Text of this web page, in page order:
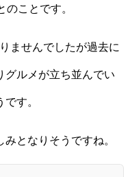
のことです。
ませんでしたが過去に
グルメが立ち並んでい
す。
となりそうですね。